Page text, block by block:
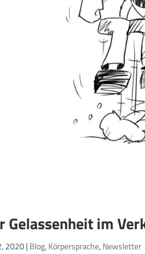
Gelassenheit im
2020|Blog, Körpersprache, Newsletter